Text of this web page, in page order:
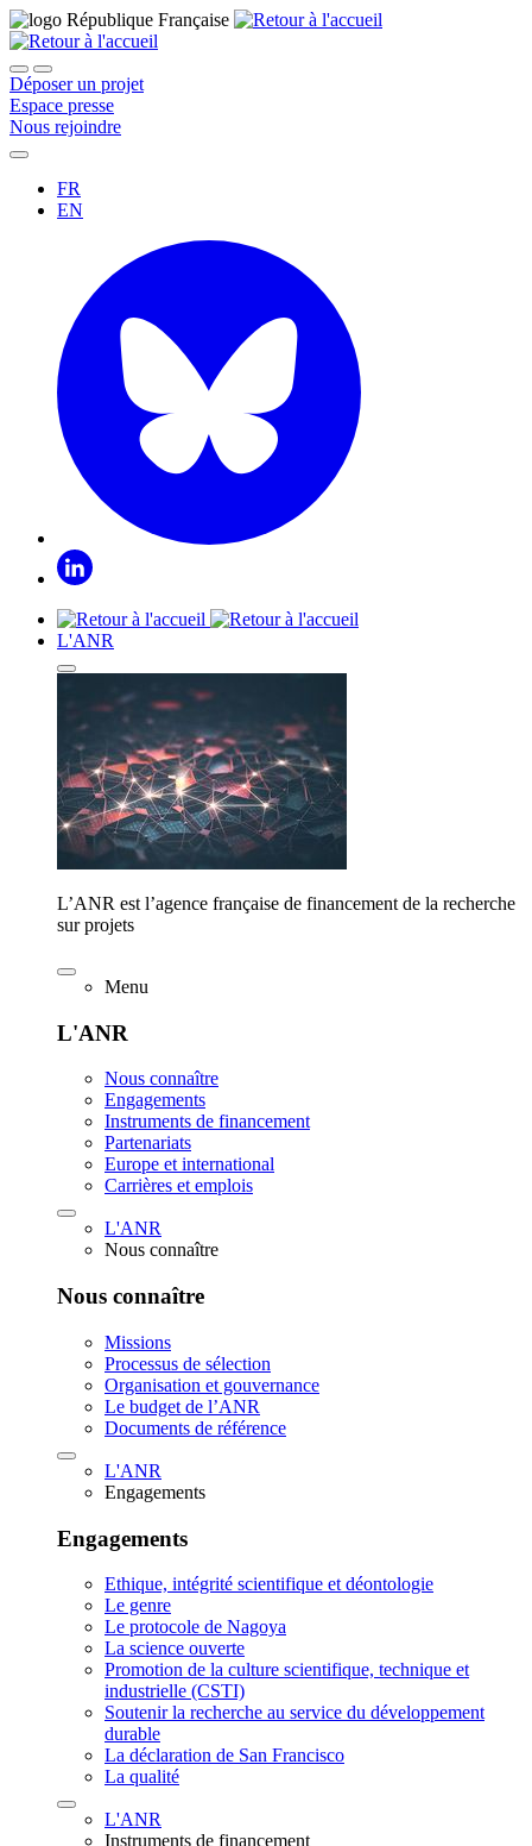
Déposer un projet
Espace presse
Nous rejoindre
FR
EN
L'ANR
L’ANR est l’agence française de financement de la recherche
sur projets
Menu
L'ANR
Nous connaître
Engagements
Instruments de financement
Partenariats
Europe et international
Carrières et emplois
L'ANR
Nous connaître
Nous connaître
Missions
Processus de sélection
Organisation et gouvernance
Le budget de l’ANR
Documents de référence
L'ANR
Engagements
Engagements
Ethique, intégrité scientifique et déontologie
Le genre
Le protocole de Nagoya
La science ouverte
Promotion de la culture scientifique, technique et
industrielle (CSTI)
Soutenir la recherche au service du développement
durable
La déclaration de San Francisco
La qualité
L'ANR
Instruments de financement